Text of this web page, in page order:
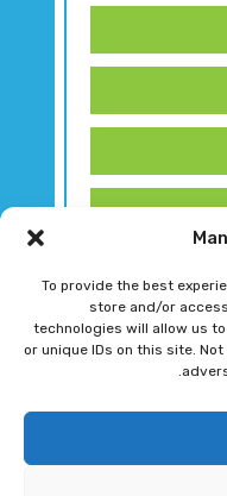
To provide the best
store and/or
technologies will allow us
or unique IDs on this site.